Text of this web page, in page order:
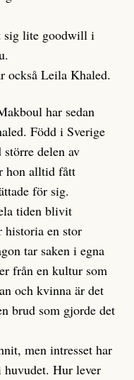
sig lite goodwill i
också Leila Khaled.
har sedan
Född i Sverige
delen av
hon alltid fått
för sig.
tiden blivit
historia en stor
tar saken i egna
från en kultur som
och kvinna är det
brud som gjorde det
men intresset har
Hur lever